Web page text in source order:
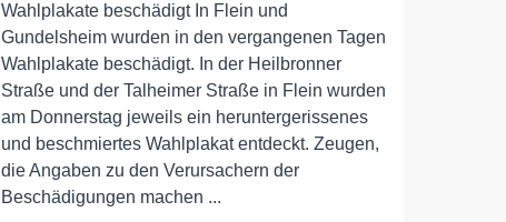
Wahlplakate beschädigt In Flein und
Gundelsheim wurden in den vergangenen Tagen
Wahlplakate beschädigt. In der Heilbronner
Straße und der Talheimer Straße in Flein wurden
am Donnerstag jeweils ein heruntergerissenes
und beschmiertes Wahlplakat entdeckt. Zeugen,
die Angaben zu den Verursachern der
Beschädigungen machen ...